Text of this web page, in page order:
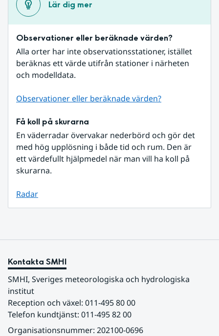
Lär dig mer
Observationer eller beräknade värden?
Alla orter har inte observationsstationer, istället
beräknas ett värde utifrån stationer i närheten
och modelldata.
Observationer eller beräknade värden?
Få koll på skurarna
En väderradar övervakar nederbörd och gör det
med hög upplösning i både tid och rum. Den är
ett värdefullt hjälpmedel när man vill ha koll på
skurarna.
Radar
Kontakta SMHI
SMHI, Sveriges meteorologiska och hydrologiska
institut
Reception och växel: 011-495 80 00
Telefon kundtjänst: 011-495 82 00
Organisationsnummer: 202100-0696